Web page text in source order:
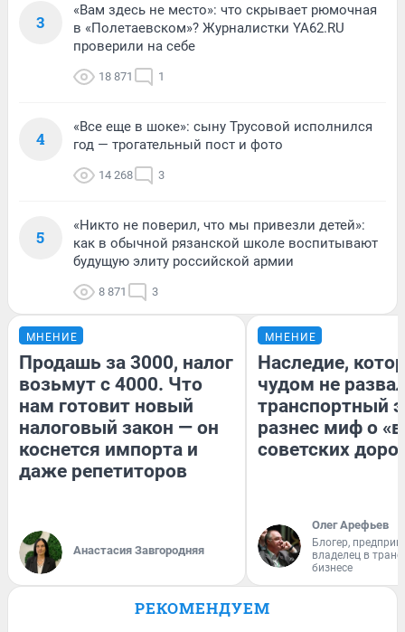
3
«Вам здесь не место»: что скрывает рюмочная
в «Полетаевском»? Журналистки YA62.RU
проверили на себе
18 871 1
4
«Все еще в шоке»: сыну Трусовой исполнился
год — трогательный пост и фото
14 268 3
5
«Никто не поверил, что мы привезли детей»:
как в обычной рязанской школе воспитывают
будущую элиту российской армии
8 871 3
МНЕНИЕ
Продашь за 3000, налог
возьмут с 4000. Что
нам готовит новый
налоговый закон — он
коснется импорта и
даже репетиторов
Анастасия Завгородняя
МНЕНИЕ
Наследие,
чудом не
транспортный
разнес миф о
советских
Олег Арефьев
Блогер,
владелец в
бизнесе
РЕКОМЕНДУЕМ